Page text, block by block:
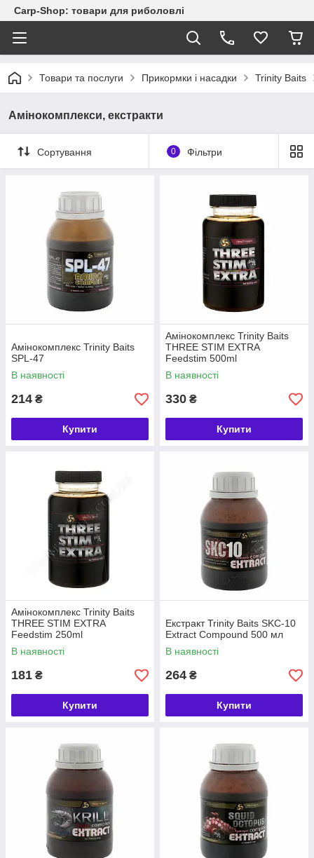
Carp-Shop: товари для риболовлі
Товари та послуги Прикормки і насадки Trinity Baits
Амінокомплекси, екстракти
Сортування 0 Фільтри
Амінокомплекс Trinity Baits
SPL-47
В наявності
214 ₴
Купити
Амінокомплекс Trinity Baits
THREE STIM EXTRA
Feedstim 500ml
В наявності
330 ₴
Купити
Амінокомплекс Trinity Baits
THREE STIM EXTRA
Feedstim 250ml
В наявності
181 ₴
Купити
Екстракт Trinity Baits SKC-10
Extract Compound 500 мл
В наявності
264 ₴
Купити